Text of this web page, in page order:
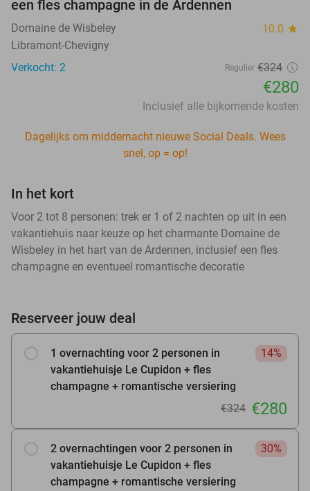
een fles champagne in de Ardennen
Domaine de Wisbeley 10.0 star
Libramont-Chevigny
Verkocht: 2
Regulier €324
€280
Inclusief alle bijkomende kosten
Dagelijks om middernacht nieuwe Social Deals. Wees
snel, op = op!
In het kort
Voor 2 tot 8 personen: trek er 1 of 2 nachten op uit in een
vakantiehuis naar keuze op het charmante Domaine de
Wisbeley in het hart van de Ardennen, inclusief een fles
champagne en eventueel romantische decoratie
Reserveer jouw deal
1 overnachting voor 2 personen in
vakantiehuisje Le Cupidon + fles
champagne + romantische versiering
14%
€324 €280
2 overnachtingen voor 2 personen in
vakantiehuisje Le Cupidon + fles
champagne + romantische versiering
30%